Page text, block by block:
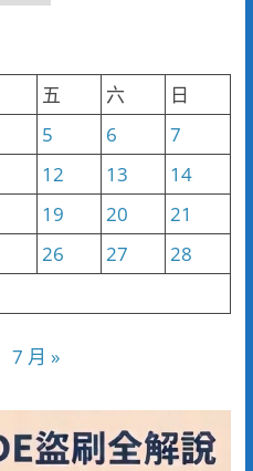
五 六
日
5 6
7
12 13
14
19 20
21
26 27
28
7 月 »